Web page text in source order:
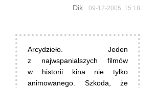
Dik 09-12-2005, 15:18
Arcydzieło. Jeden
z najwspanialszych filmów
w historii kina nie tylko
animowanego. Szkoda, że